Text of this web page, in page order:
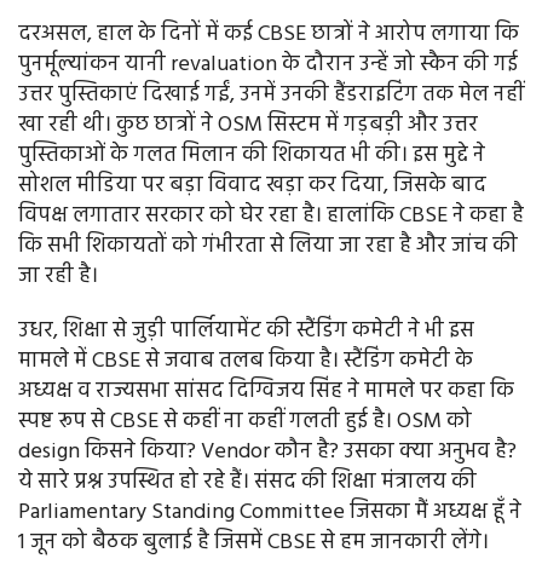
दरअसल, हाल के दिनों में कई CBSE छात्रों ने आरोप लगाया कि
पुनर्मूल्यांकन यानी revaluation के दौरान उन्हें जो स्कैन की गई
उत्तर पुस्तिकाएं दिखाई गईं, उनमें उनकी हैंडराइटिंग तक मेल नहीं
खा रही थी। कुछ छात्रों ने OSM सिस्टम में गड़बड़ी और उत्तर
पुस्तिकाओं के गलत मिलान की शिकायत भी की। इस मुद्दे ने
सोशल मीडिया पर बड़ा विवाद खड़ा कर दिया, जिसके बाद
विपक्ष लगातार सरकार को घेर रहा है। हालांकि CBSE ने कहा है
कि सभी शिकायतों को गंभीरता से लिया जा रहा है और जांच की
जा रही है।
उधर, शिक्षा से जुड़ी पार्लियामेंट की स्टैंडिंग कमेटी ने भी इस
मामले में CBSE से जवाब तलब किया है। स्टैंडिंग कमेटी के
अध्यक्ष व राज्यसभा सांसद दिग्विजय सिंह ने मामले पर कहा कि
स्पष्ट रूप से CBSE से कहीं ना कहीं गलती हुई है। OSM को
design किसने किया? Vendor कौन है? उसका क्या अनुभव है?
ये सारे प्रश्न उपस्थित हो रहे हैं। संसद की शिक्षा मंत्रालय की
Parliamentary Standing Committee जिसका मैं अध्यक्ष हूँ ने
1 जून को बैठक बुलाई है जिसमें CBSE से हम जानकारी लेंगे।